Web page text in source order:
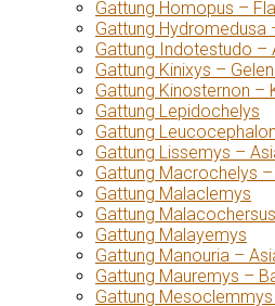
Gattung Homopus –
Gattung Hydromedusa
Gattung Indotestudo –
Gattung Kinixys –
Gattung Kinosternon –
Gattung Lepidochelys
Gattung Leucocephalon
Gattung Lissemys –
Gattung Macrochelys
Gattung Malaclemys
Gattung Malacochersus
Gattung Malayemys
Gattung Manouria –
Gattung Mauremys –
Gattung